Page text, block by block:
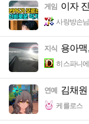
게임 이자
사랑방손님
지식 용아맥
히스파니에
연예 김채원
케를로스